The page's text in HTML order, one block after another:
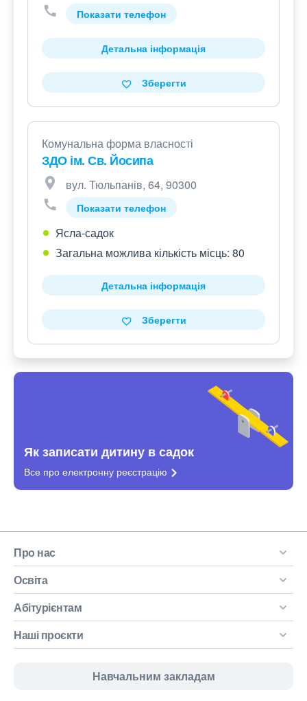
Показати телефон
Детальна інформація
Зберегти
Комунальна форма власності
ЗДО ім. Св. Йосипа
вул. Тюльпанів, 64, 90300
Показати телефон
Ясла-садок
Загальна можлива кількість місць: 80
Детальна інформація
Зберегти
Як записати дитину в садок
Все про електронну реєстрацію
Про нас
Освіта
Абітурієнтам
Наші проєкти
Навчальним закладам